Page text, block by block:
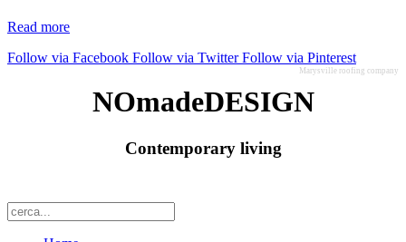
Read more
Follow via Facebook Follow via Twitter Follow via Pinterest
Marysville roofing company
NOmadeDESIGN
Contemporary living